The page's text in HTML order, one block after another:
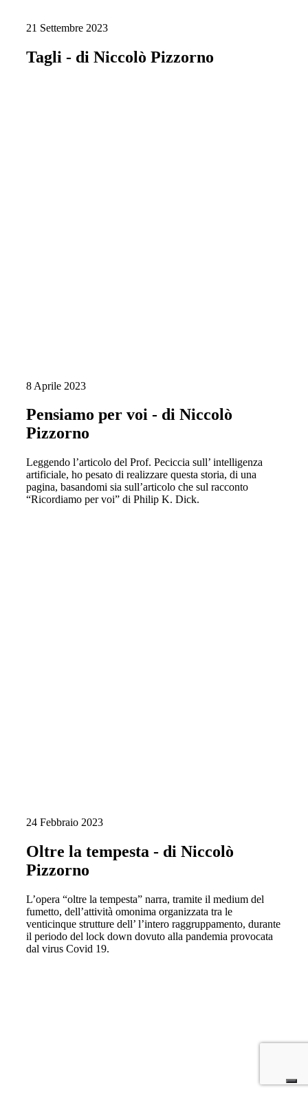
21 Settembre 2023
Tagli - di Niccolò Pizzorno
8 Aprile 2023
Pensiamo per voi - di Niccolò
Pizzorno
Leggendo l’articolo del Prof. Peciccia sull’ intelligenza
artificiale, ho pesato di realizzare questa storia, di una
pagina, basandomi sia sull’articolo che sul racconto
“Ricordiamo per voi” di Philip K. Dick.
24 Febbraio 2023
Oltre la tempesta - di Niccolò
Pizzorno
L’opera “oltre la tempesta” narra, tramite il medium del
fumetto, dell’attività omonima organizzata tra le
venticinque strutture dell’ l’intero raggruppamento, durante
il periodo del lock down dovuto alla pandemia provocata
dal virus Covid 19.